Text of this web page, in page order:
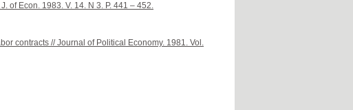
of Econ. 1983. V. 14. N 3. P. 441 – 452.
contracts // Journal of Political Economy. 1981. Vol.